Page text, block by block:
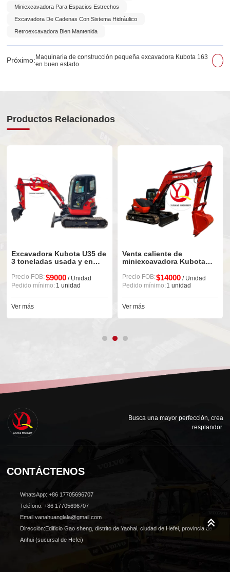
Miniexcavadora Para Espacios Estrechos
Excavadora De Cadenas Con Sistema Hidráulico
Retroexcavadora Bien Mantenida
Próximo:Maquinaria de construcción pequeña excavadora Kubota 163
en buen estado
Productos Relacionados
Excavadora Kubota U35 de
3 toneladas usada y en
global
Precio FOB:$9000/ Unidad
Pedido mínimo: 1 unidad
Ver más
Venta caliente de
miniexcavadora Kubota
China
Precio FOB:$14000 / Unidad
Pedido mínimo:1 unidad
Ver más
Busca una mayor perfección, crea
resplandor.
CONTÁCTENOS
WhatsApp: +86 17705696707
Teléfono: +86 17705696707
Email:vanahuanglala@gmail.com
Dirección:Edificio Gao sheng, distrito de Yaohai, ciudad de Hefei, provincia de
Anhui (sucursal de Hefei)